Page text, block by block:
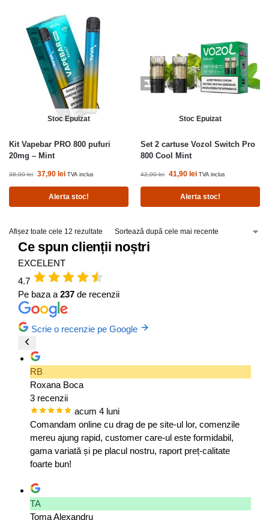
Stoc Epuizat
Kit Vapebar PRO 800 pufuri
20mg – Mint
38,00lei 37,90 lei TVA inclus
Alerta stoc!
Stoc Epuizat
Set 2 cartuse Vozol Switch Pro
800 Cool Mint
42,00lei 41,90 lei TVA inclus
Alerta stoc!
Afișez toate cele 12 rezultate
Ce spun clienții noștri
EXCELENT
4.7
Pe baza a 237 de recenzii
Scrie o recenzie pe Google
RB
Roxana Boca
3 recenzii
acum 4 luni
Comandam online cu drag de pe site-ul lor, comenzile
mereu ajung rapid, customer care-ul este formidabil,
gama variată și pe placul nostru, raport preț-calitate
foarte bun!
TA
Toma Alexandru